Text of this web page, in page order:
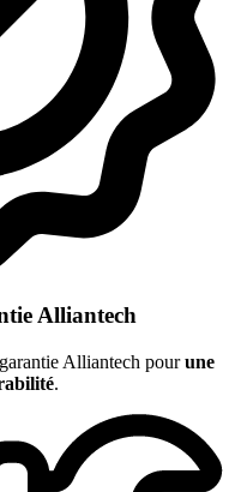
Alliantech
Alliantech pourune
.